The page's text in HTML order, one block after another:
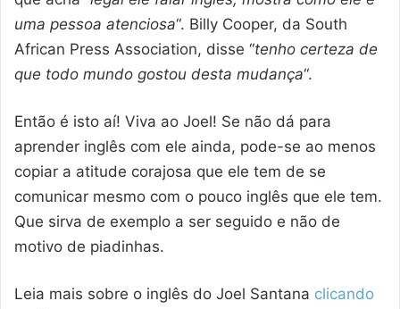
uma pessoa atenciosa“. Billy Cooper, da South
African Press Association, disse “tenho certeza de
que todo mundo gostou desta mudança“.
Então é isto aí! Viva ao Joel! Se não dá para
aprender inglês com ele ainda, pode-se ao menos
copiar a atitude corajosa que ele tem de se
comunicar mesmo com o pouco inglês que ele tem.
Que sirva de exemplo a ser seguido e não de
motivo de piadinhas.
Leia mais sobre o inglês do Joel Santana clicando